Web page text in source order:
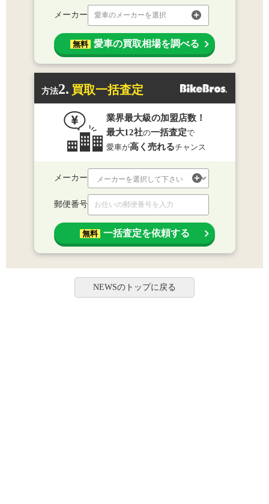
メーカー 愛車のメーカーを選択
無料 愛車の買取相場を調べる
方法2. 買取一括査定
業界最大級の加盟店数！
最大12社の一括査定で
愛車が高く売れるチャンス
メーカー
郵便番号
無料 一括査定を依頼する
NEWSのトップに戻る